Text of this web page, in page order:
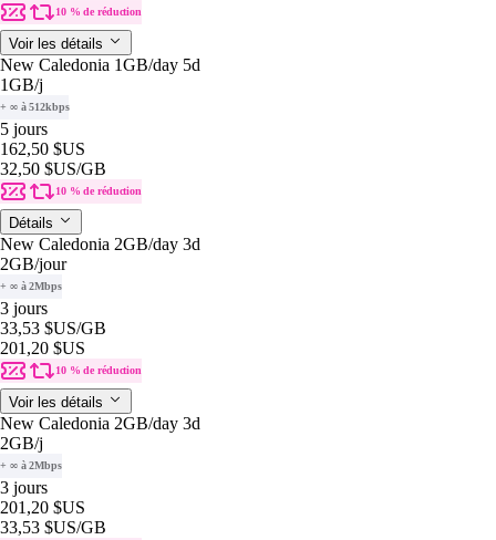
10 % de réduction
Voir les détails
New Caledonia 1GB/day 5d
1GB/j
+ ∞ à 512kbps
5 jours
162,50 $US
32,50 $US/GB
10 % de réduction
Détails
New Caledonia 2GB/day 3d
2GB/jour
+ ∞ à 2Mbps
3 jours
33,53 $US/GB
201,20 $US
10 % de réduction
Voir les détails
New Caledonia 2GB/day 3d
2GB/j
+ ∞ à 2Mbps
3 jours
201,20 $US
33,53 $US/GB